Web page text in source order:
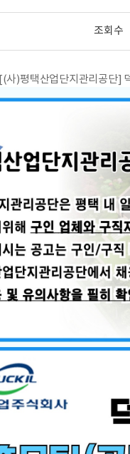
조회수
[(사)평택산업단지관리공단]